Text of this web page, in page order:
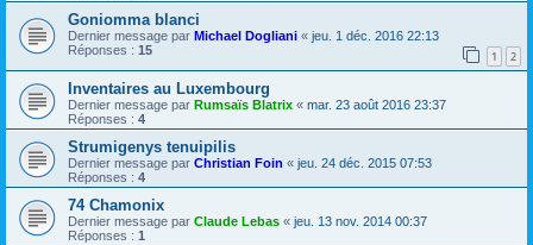
Goniomma blanci
Dernier message par Michael Dogliani « jeu. 1 déc. 2016 22:13
Réponses : 15 1 2
Inventaires au Luxembourg
Dernier message par Rumsaïs Blatrix « mar. 23 août 2016 23:37
Réponses : 4
Strumigenys tenuipilis
Dernier message par Christian Foin « jeu. 24 déc. 2015 07:53
Réponses : 4
74 Chamonix
Dernier message par Claude Lebas « jeu. 13 nov. 2014 00:37
Réponses : 1